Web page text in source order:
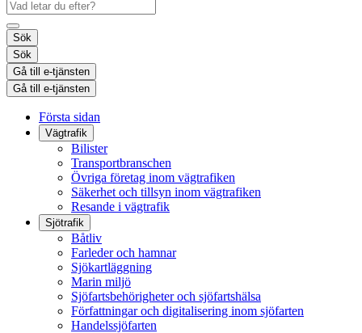
Sök
Sök
Gå till e-tjänsten
Gå till e-tjänsten
Första sidan
Vägtrafik
Bilister
Transportbranschen
Övriga företag inom vägtrafiken
Säkerhet och tillsyn inom vägtrafiken
Resande i vägtrafik
Sjötrafik
Båtliv
Farleder och hamnar
Sjökartläggning
Marin miljö
Sjöfartsbehörigheter och sjöfartshälsa
Författningar och digitalisering inom sjöfarten
Handelssjöfarten